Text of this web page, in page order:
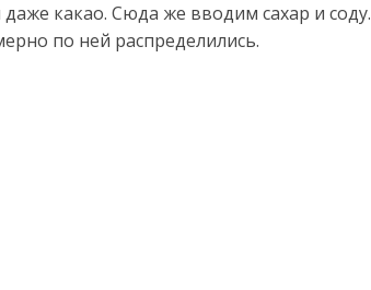
какао. Сюда же вводим сахар и соду.
по ней распределились.